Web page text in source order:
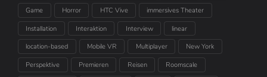
Game Horror HTC Vive immersives Theater
Installation Interaktion Interview linear
location-based Mobile VR Multiplayer New York
Perspektive Premieren Reisen Roomscale